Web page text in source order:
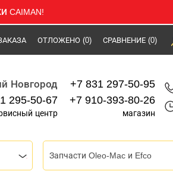
CAIMAN!
ОТЛОЖЕНО (0) СРАВНЕНИЕ (0)
Новгород
295-50-67
центр
+7 831 297-50-95
+7 910-393-80-26
магазин
Запчасти Oleo-Mac и Efco